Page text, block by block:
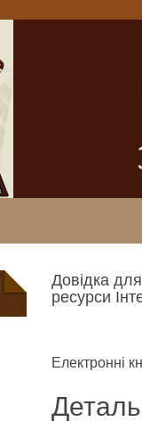
Довідка
ресурси
Електронні